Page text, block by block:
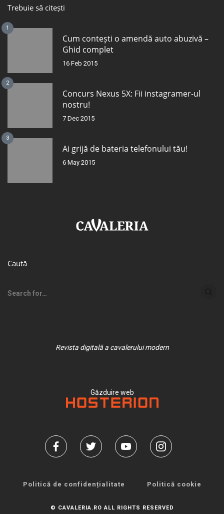
Trebuie să citești
1
Cum contești o amendă auto abuzivă –
Ghid complet
16 Feb 2015
2
Concurs Nexus 5X: Fii instagramer-ul
nostru!
7 Dec 2015
3
Ai grijă de bateria telefonului tău!
6 May 2015
Caută
Revista digitală a cavalerului modern
Găzduire web
Politică de confidențialitate Politică cookie
© CAVALERIA.RO ALL RIGHTS RESERVED